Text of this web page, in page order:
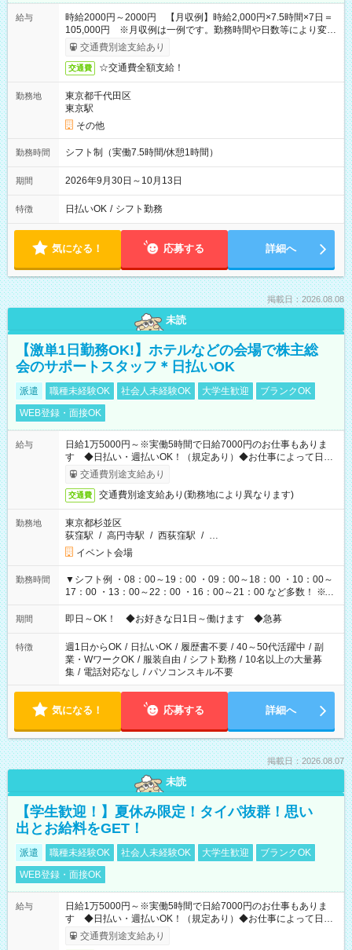
給与
時給2000円～2000円 【月収例】時給2,000円×7.5時間×7日＝
105,000円 ※月収例は一例です。勤務時間や日数等により変動
いたします。
交通費別途支給あり
交通費 ☆交通費全額支給！
勤務地
東京都千代田区
東京駅
その他
勤務時間 シフト制（実働7.5時間/休憩1時間）
期間 2026年9月30日～10月13日
特徴 日払いOK / シフト勤務
気になる！ 応募する 詳細へ
掲載日：2026.08.08
未読
【激単1日勤務OK!】ホテルなどの会場で株主総
会のサポートスタッフ＊日払いOK
派遣 職種未経験OK 社会人未経験OK 大学生歓迎
ブランクOK
WEB登録・面接OK
給与
日給1万5000円～※実働5時間で日給7000円のお仕事もありま
す ◆日払い・週払いOK！（規定あり）◆お仕事によって日給
も異なります
交通費別途支給あり
交通費 交通費別途支給あり(勤務地により異なります)
勤務地
東京都杉並区
荻窪駅 / 高円寺駅 / 西荻窪駅 / …
イベント会場
勤務時間
▼シフト例 ・08：00～19：00 ・09：00～18：00 ・10：00～
17：00 ・13：00～22：00 ・16：00～21：00 など多数！ ※お
仕事により勤務時間が異なります
期間 即日～OK！ ◆お好きな日1日～働けます ◆急募
特徴 週1日からOK / 日払いOK / 履歴書不要 / 40～50代活躍中 / 副
業・WワークOK / 服装自由 / シフト勤務 / 10名以上の大量募
集 / 電話対応なし / パソコンスキル不要
気になる！ 応募する 詳細へ
掲載日：2026.08.07
未読
【学生歓迎！】夏休み限定！タイパ抜群！思い
出とお給料をGET！
派遣 職種未経験OK 社会人未経験OK 大学生歓迎
ブランクOK
WEB登録・面接OK
給与
日給1万5000円～※実働5時間で日給7000円のお仕事もありま
す ◆日払い・週払いOK！（規定あり）◆お仕事によって日給
も異なります
交通費別途支給あり